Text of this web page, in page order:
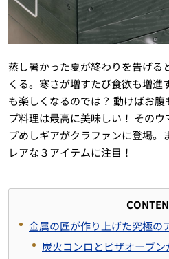
蒸し暑かった夏が終わりを告げる
くる。寒さが増すたび食欲も増進
も楽しくなるのでは？ 動けばお
プ料理は最高に美味しい！ その
プめしギアがクラファンに登場。
レアな３アイテムに注目！
金属の匠が作り上げた究極の
炭火コンロとピザオーブン